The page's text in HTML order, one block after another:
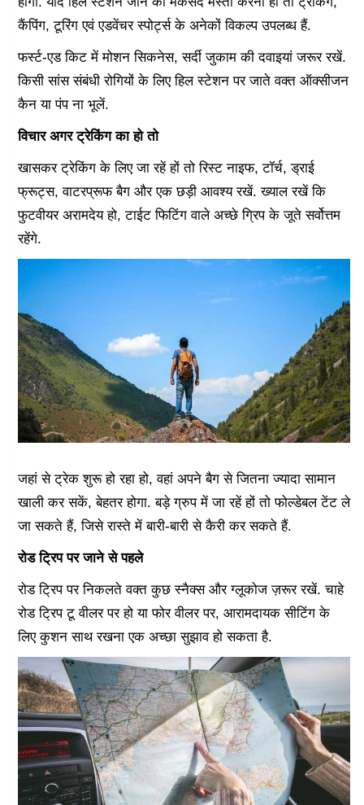
कैंपिंग, टूरिंग एवं एडवेंचर स्पोर्ट्स के अनेकों विकल्प उपलब्ध हैं.
फर्स्ट-एड किट में मोशन सिकनेस, सर्दी जुकाम की दवाइयां जरूर रखें.
किसी सांस संबंधी रोगियों के लिए हिल स्टेशन पर जाते वक्त ऑक्सीजन
कैन या पंप ना भूलें.
विचार अगर ट्रेकिंग का हो तो
खासकर ट्रेकिंग के लिए जा रहें हों तो रिस्ट नाइफ, टॉर्च, ड्राई
फ्रूट्स, वाटरप्रूफ बैग और एक छड़ी आवश्य रखें. ख्याल रखें कि
फुटवीयर अरामदेय हो, टाईट फिटिंग वाले अच्छे ग्रिप के जूते सर्वोत्तम
रहेंगे.
जहां से ट्रेक शुरू हो रहा हो, वहां अपने बैग से जितना ज्यादा सामान
खाली कर सकें, बेहतर होगा. बड़े ग्रुप में जा रहें हों तो फोल्डेबल टेंट ले
जा सकते हैं, जिसे रास्ते में बारी-बारी से कैरी कर सकते हैं.
रोड ट्रिप पर जाने से पहले
रोड ट्रिप पर निकलते वक्त कुछ स्नैक्स और ग्लूकोज ज़रूर रखें. चाहे
रोड ट्रिप टू वीलर पर हो या फोर वीलर पर, आरामदायक सीटिंग के
लिए कुशन साथ रखना एक अच्छा सुझाव हो सकता है.